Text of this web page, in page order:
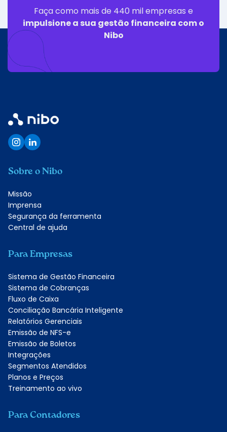
negócio.
Faça como mais de 440 mil empresas e
impulsione a sua gestão financeira com o
Nibo
Sobre o Nibo
Missão
Imprensa
Segurança da ferramenta
Central de ajuda
Para Empresas
Sistema de Gestão Financeira
Sistema de Cobranças
Fluxo de Caixa
Conciliação Bancária Inteligente
Relatórios Gerenciais
Emissão de NFS-e
Emissão de Boletos
Integrações
Segmentos Atendidos
Planos e Preços
Treinamento ao vivo
Para Contadores